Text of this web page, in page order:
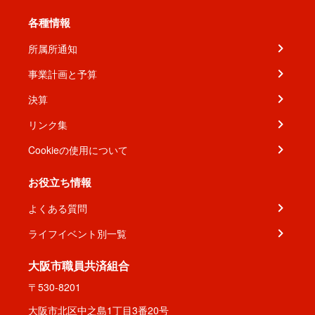
各種情報
所属所通知
事業計画と予算
決算
リンク集
Cookieの使用について
お役立ち情報
よくある質問
ライフイベント別一覧
大阪市職員共済組合
〒530-8201
大阪市北区中之島1丁目3番20号